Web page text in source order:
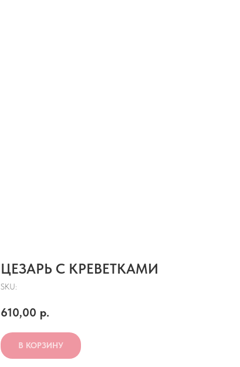
ЦЕЗАРЬ С КРЕВЕТКАМИ
SKU:
610,00 р.
В КОРЗИНУ